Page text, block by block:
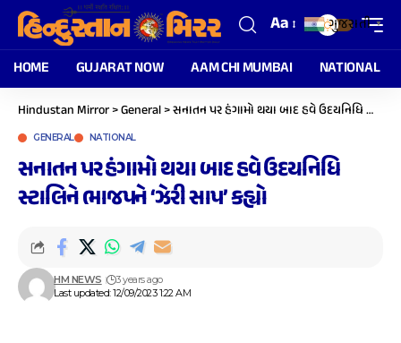
Aa
HOME GUJARAT NOW AAM CHI MUMBAI NATIONAL
Hindustan Mirror>General>સનાતન પર હંગામો થયા બાદ હવે ઉદયનિધિ સ્ટાલિને ભાજપને ‘ઝેરી સાપ’ કહ્યો
GENERAL NATIONAL
સનાતન પર હંગામો થયા બાદ હવે ઉદયનિધિ
સ્ટાલિને ભાજપને ‘ઝેરી સાપ’ કહ્યો
Last updated: 12/09/2023 1:22 AM
HM NEWS 3 years ago
ગુજરાતી ▼